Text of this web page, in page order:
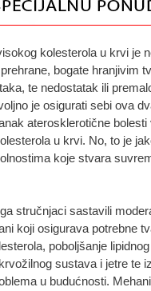
kolesterola u krvi je
bogate hranjivim
te nedostatak ili
je osigurati sebi ova
aterosklerotične bolesti
u krvi. No, to je
koje stvara
stručnjaci sastavili
koji osigurava potrebne
poboljšanje
sustava i jetre te
u budućnosti.